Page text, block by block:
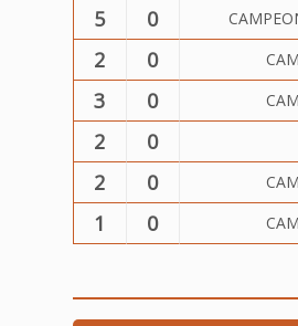
5 0
2 0
3 0
2 0
2 0
1 0